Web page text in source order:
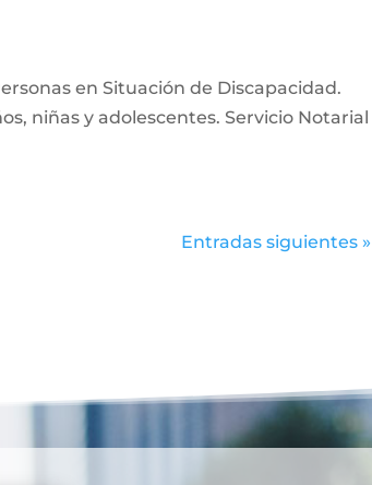
en Situación de Discapacidad.
niñas y adolescentes. Servicio Notarial
Entradas siguientes »